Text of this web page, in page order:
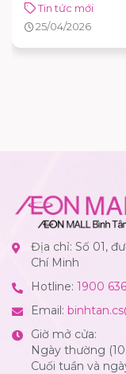
Tin tức mới
25/04/2026
Địa chỉ: Số 01,
Chí Minh
Hotline: 1900
Email:
Giờ mở cửa:
Ngày thường
Cuối tuần và